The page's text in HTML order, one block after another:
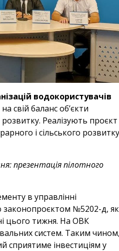
водокористувачів
свій баланс об’єкти
Реалізують проєкт
і сільського
презентація пілотного
в управлінні
законопроєктом №5202-д,
цього тижня. На ОВК
систем. Таким чином,
сприятиме інвестиціям у